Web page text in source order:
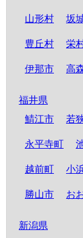
山形村 坂
豊丘村 栄
伊那市 高
福井県
鯖江市
若
永平寺町
越前町 小
勝山市 お
新潟県